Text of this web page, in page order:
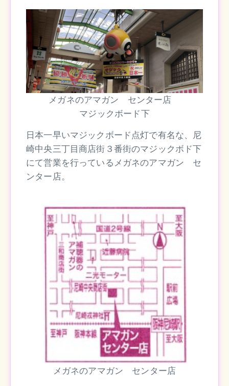
メガネのアマガン センター店
マジックボード下
日本一早いマジックボード点灯で有名な、尼
崎中央三丁目商店街３番街のマジックボド下
にて営業を行っているメガネのアマガン セ
ンター店。
メガネのアマガン センター店